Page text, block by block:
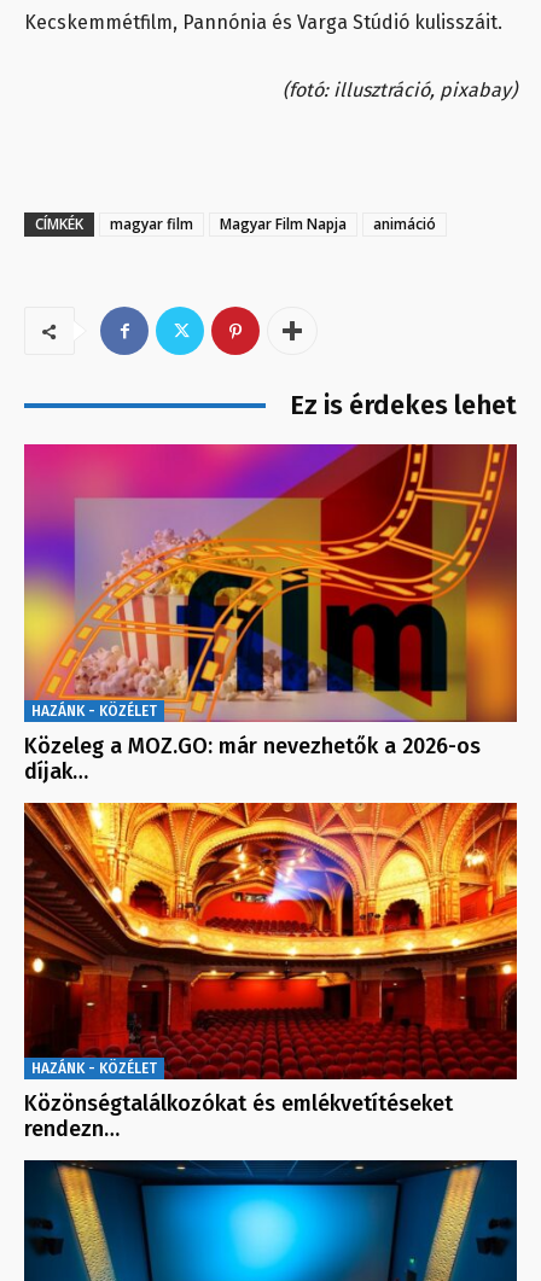
Kecskemmétfilm, Pannónia és Varga Stúdió kulisszáit.
(fotó: illusztráció, pixabay)
CÍMKÉK magyar film Magyar Film Napja animáció
Ez is érdekes lehet
HAZÁNK - KÖZÉLET
Közeleg a MOZ.GO: már nevezhetők a 2026-os
díjak…
HAZÁNK - KÖZÉLET
Közönségtalálkozókat és emlékvetítéseket
rendezn…